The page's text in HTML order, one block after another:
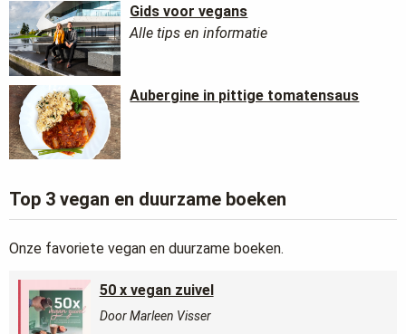
Gids voor vegans
Alle tips en informatie
Aubergine in pittige tomatensaus
Top 3 vegan en duurzame boeken
Onze favoriete vegan en duurzame boeken.
50 x vegan zuivel
Door Marleen Visser